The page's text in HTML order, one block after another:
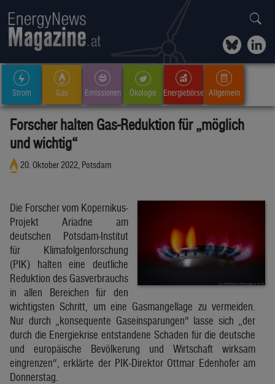
Strom Gas Emissionen Ökologie Energiebörse Allgemein
Forscher halten Gas-Reduktion für „möglich
und wichtig“
20. Oktober 2022, Potsdam
Die Forscher vom Kopernikus-
Projekt Ariadne am
deutschen Potsdam-Institut
für Klimafolgenforschung
(PIK) halten eine deutliche
Reduktion des Gasverbrauchs
in allen Bereichen für den
wichtigsten Schritt, um eine Gasmangellage zu vermeiden.
Nur durch „konsequente Gaseinsparungen“ lasse sich „der
durch die Energiekrise entstandene Schaden für die deutsche
und europäische Bevölkerung und Wirtschaft wirksam
eingrenzen“, erklärte der PIK-Direktor Ottmar Edenhofer am
Donnerstag.